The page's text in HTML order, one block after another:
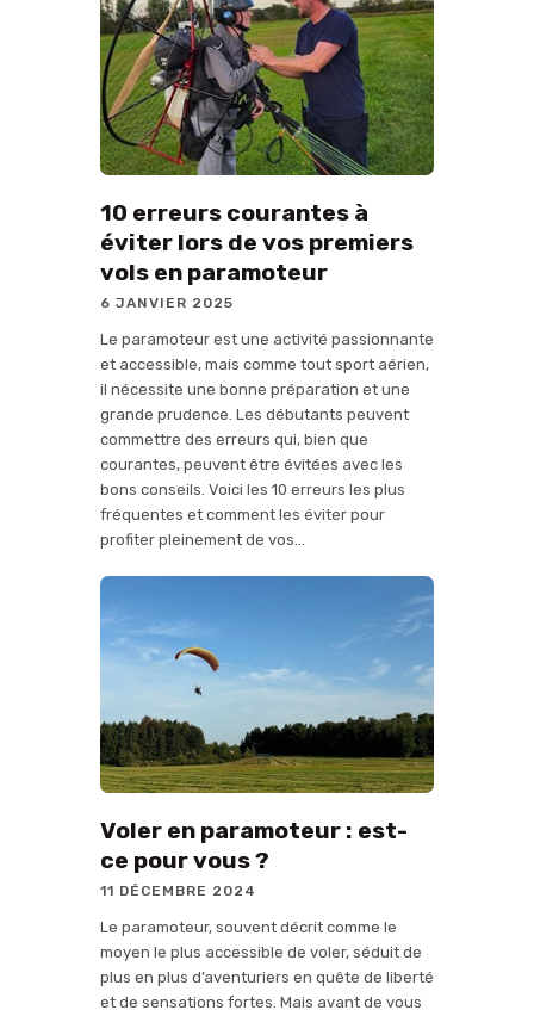
10 erreurs courantes à
éviter lors de vos premiers
vols en paramoteur
6 JANVIER 2025
Le paramoteur est une activité passionnante
et accessible, mais comme tout sport aérien,
il nécessite une bonne préparation et une
grande prudence. Les débutants peuvent
commettre des erreurs qui, bien que
courantes, peuvent être évitées avec les
bons conseils. Voici les 10 erreurs les plus
fréquentes et comment les éviter pour
profiter pleinement de vos…
Voler en paramoteur : est-
ce pour vous ?
11 DÉCEMBRE 2024
Le paramoteur, souvent décrit comme le
moyen le plus accessible de voler, séduit de
plus en plus d’aventuriers en quête de liberté
et de sensations fortes. Mais avant de vous